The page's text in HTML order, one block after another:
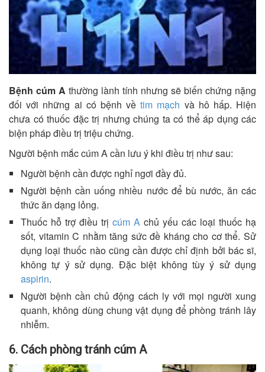
Bệnh cúm A thường lành tính nhưng sẽ biến chứng nặng
đối với những ai có bệnh vềtim mạch và hô hấp. Hiện
chưa có thuốc đặc trị nhưng chúng ta có thể áp dụng các
biện pháp điều trị triệu chứng.
Người bệnh mắc cúm A cần lưu ý khi điều trị như sau:
Người bệnh cần được nghỉ ngơi đầy đủ.
Người bệnh cần uống nhiều nước để bù nước, ăn các
thức ăn dạng lỏng.
Thuốc hỗ trợ điều trị cúm A chủ yếu các loại thuốc hạ
sốt, vitamin C nhằm tăng sức đề kháng cho cơ thể. Sử
dụng loại thuốc nào cũng cần được chỉ định bởi bác sĩ,
không tự ý sử dụng. Đặc biệt không tùy ý sử dụng
aspirin.
Người bệnh cần chủ động cách ly với mọi người xung
quanh, không dùng chung vật dụng để phòng tránh lây
nhiễm.
6. Cách phòng tránh cúm A